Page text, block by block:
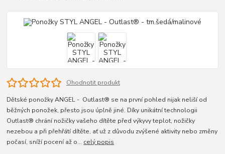
Ohodnotit produkt
Dětské ponožky ANGEL - Outlast® se na první pohled nijak neliší od
běžných ponožek, přesto jsou úplně jiné. Díky unikátní technologii
Outlast® chrání nožičky vašeho dítěte před výkyvy teplot, nožičky
nezebou a při přehřátí dítěte, ať už z důvodu zvýšené aktivity nebo změny
počasí, sníží pocení až o... celý popis